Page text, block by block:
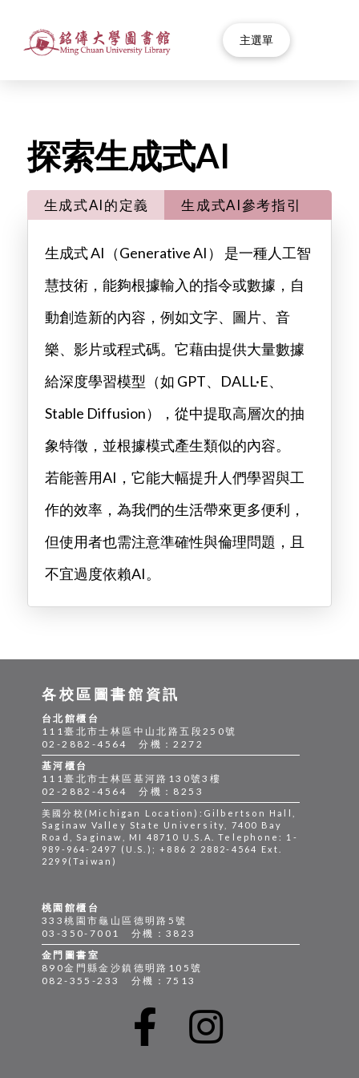
主選單
探索生成式AI
生成式AI的定義 生成式AI參考指引
生成式 AI（Generative AI） 是一種人工智
慧技術，能夠根據輸入的指令或數據，自
動創造新的內容，例如文字、圖片、音
樂、影片或程式碼。它藉由提供大量數據
給深度學習模型（如 GPT、DALL·E、
Stable Diffusion），從中提取高層次的抽
象特徵，並根據模式產生類似的內容。
若能善用AI，它能大幅提升人們學習與工
作的效率，為我們的生活帶來更多便利，
但使用者也需注意準確性與倫理問題，且
不宜過度依賴AI。
桃園館櫃台
333桃園市龜山區德明路5號
03-350-7001 分機：3823
金門圖書室
890金門縣金沙鎮德明路105號
082-355-233 分機：7513
各校區圖書館資訊
台北館櫃台
111臺北市士林區中山北路五段250號
02-2882-4564 分機：2272
基河櫃台
111臺北市士林區基河路130號3樓
02-2882-4564 分機：8253
美國分校(Michigan Location):Gilbertson Hall,
Saginaw Valley State University, 7400 Bay
Road, Saginaw, MI 48710 U.S.A. Telephone: 1-
989-964-2497 (U.S.); +886 2 2882-4564 Ext.
2299(Taiwan)